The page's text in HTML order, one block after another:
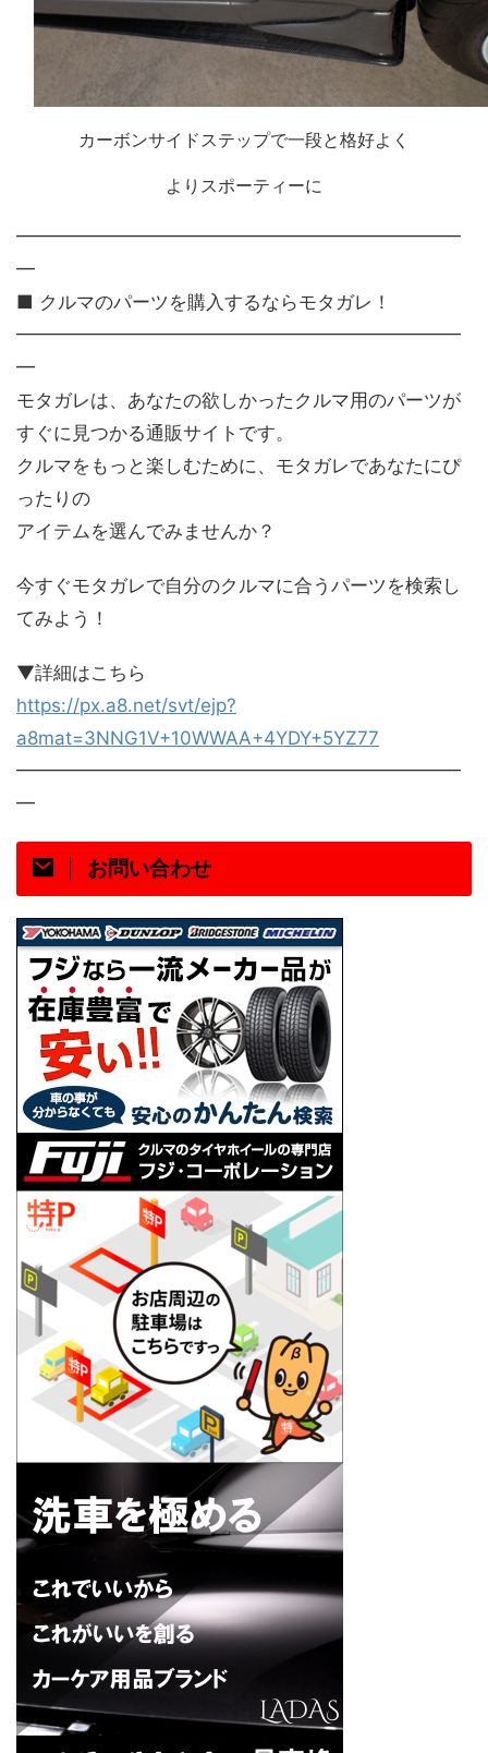
カーボンサイドステップで一段と格好よく
よりスポーティーに
━━━━━━━━━━━━━━━━━━━━━━━━
━
■ クルマのパーツを購入するならモタガレ！
━━━━━━━━━━━━━━━━━━━━━━━━
━
モタガレは、あなたの欲しかったクルマ用のパーツが
すぐに見つかる通販サイトです。
クルマをもっと楽しむために、モタガレであなたにぴ
ったりの
アイテムを選んでみませんか？
今すぐモタガレで自分のクルマに合うパーツを検索し
てみよう！
▼詳細はこちら
https://px.a8.net/svt/ejp?
a8mat=3NNG1V+10WWAA+4YDY+5YZ77
━━━━━━━━━━━━━━━━━━━━━━━━
━
お問い合わせ